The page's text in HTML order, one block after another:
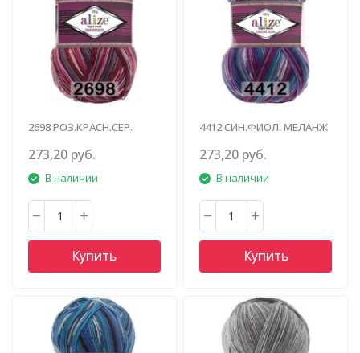
2698 РОЗ.КРАСН.СЕР.
273,20 руб.
В наличии
Купить
4412 СИН.ФИОЛ. МЕЛАНЖ
273,20 руб.
В наличии
Купить